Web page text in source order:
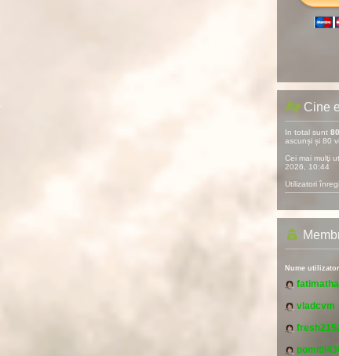
Cine
In total sunt 80
ascunși și 80
Cei mai mulţi
2026, 10:44
Utilizatori
Nume utilizator
vladcvm